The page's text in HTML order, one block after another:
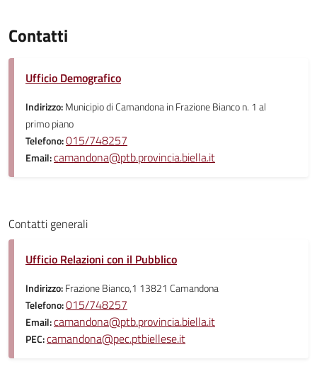
Contatti
Ufficio Demografico
Indirizzo:Municipio di Camandona in Frazione Bianco n. 1 al
primo piano
Telefono:015/748257
Email:camandona@ptb.provincia.biella.it
Contatti generali
Ufficio Relazioni con il Pubblico
Indirizzo:Frazione Bianco,1 13821 Camandona
Telefono:015/748257
Email:camandona@ptb.provincia.biella.it
PEC:camandona@pec.ptbiellese.it